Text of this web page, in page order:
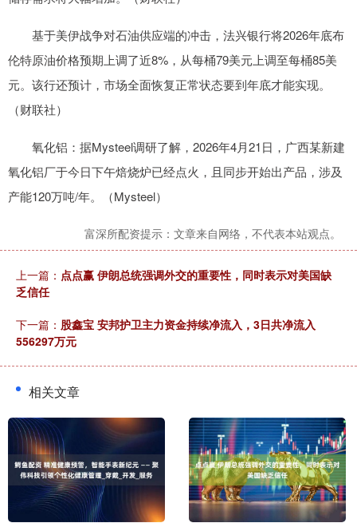
基于美伊战争对石油供应端的冲击，法兴银行将2026年底布
伦特原油价格预期上调了近8%，从每桶79美元上调至每桶85美
元。该行还预计，市场全面恢复正常状态要到年底才能实现。
（财联社）
氧化铝：据Mysteel调研了解，2026年4月21日，广西某新建
氧化铝厂于今日下午焙烧炉已经点火，且同步开始出产品，涉及
产能120万吨/年。（Mysteel）
富深所配资提示：文章来自网络，不代表本站观点。
上一篇： 点点赢 伊朗总统强调外交的重要性，同时表示对美国缺
乏信任
下一篇： 股鑫宝 安邦护卫主力资金持续净流入，3日共净流入
556297万元
相关文章